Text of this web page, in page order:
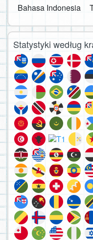
Bahasa Indonesia
Statystyki według